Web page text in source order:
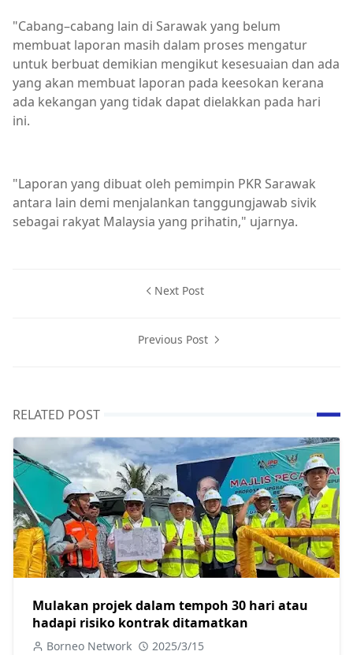
"Cabang–cabang lain di Sarawak yang belum
membuat laporan masih dalam proses mengatur
untuk berbuat demikian mengikut kesesuaian dan ada
yang akan membuat laporan pada keesokan kerana
ada kekangan yang tidak dapat dielakkan pada hari
ini.
"Laporan yang dibuat oleh pemimpin PKR Sarawak
antara lain demi menjalankan tanggungjawab sivik
sebagai rakyat Malaysia yang prihatin," ujarnya.
Next Post
Previous Post
RELATED POST
Mulakan projek dalam tempoh 30 hari atau
hadapi risiko kontrak ditamatkan
Borneo Network 2025/3/15